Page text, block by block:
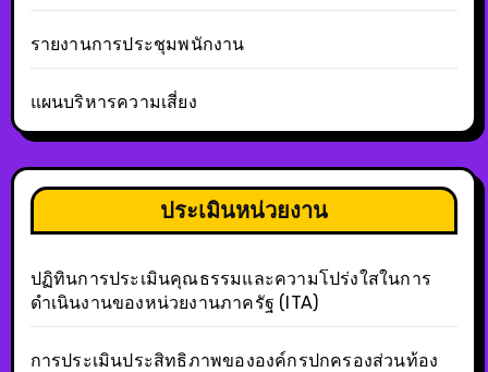
รายงานการประชุมพนักงาน
แผนบริหารความเสี่ยง
ประเมินหน่วยงาน
ปฏิทินการประเมินคุณธรรมและความโปร่งใสในการ
ดำเนินงานของหน่วยงานภาครัฐ (ITA)
การประเมินประสิทธิภาพขององค์กรปกครองส่วนท้อง